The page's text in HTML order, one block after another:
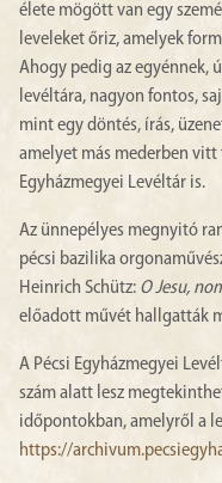
élete mögött van egy
leveleket őriz, amelyek
Ahogy pedig az egyénnek,
levéltára, nagyon fontos,
mint egy döntés, írás,
amelyet más mederben vitt
Egyházmegyei Levéltár is.
Az ünnepélyes megnyitó
pécsi bazilika
Heinrich Schütz: O Jesu,
előadott művét hallgatták
A Pécsi Egyházmegyei
szám alatt lesz
időpontokban, amelyről a
https://